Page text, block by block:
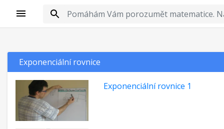
Exponenciální rovnice
Exponenciální rovnice 1